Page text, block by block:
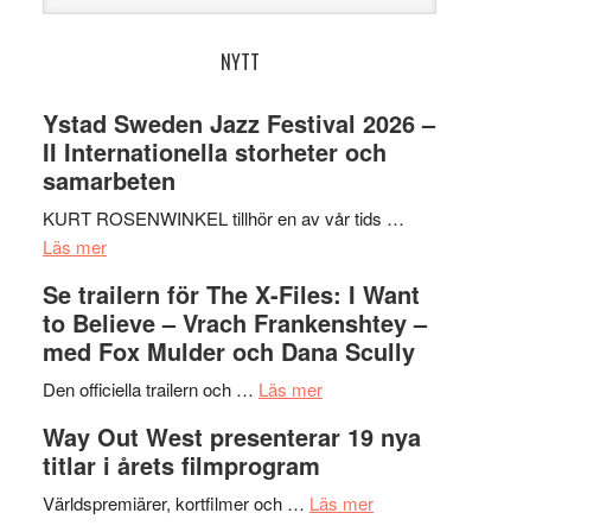
webbplatsen
NYTT
Ystad Sweden Jazz Festival 2026 –
II Internationella storheter och
samarbeten
KURT ROSENWINKEL tillhör en av vår tids …
Läs merom
Sweden
Jazz
Festival
2026
II
Internationella
storheter
Se trailern för The X-Files: I Want
to Believe – Vrach Frankenshtey –
med Fox Mulder och Dana Scully
Den officiella trailern och … Läs merom
trailern
The
Way Out West presenterar 19 nya
titlar i årets filmprogram
Världspremiärer, kortfilmer och … Läs merom